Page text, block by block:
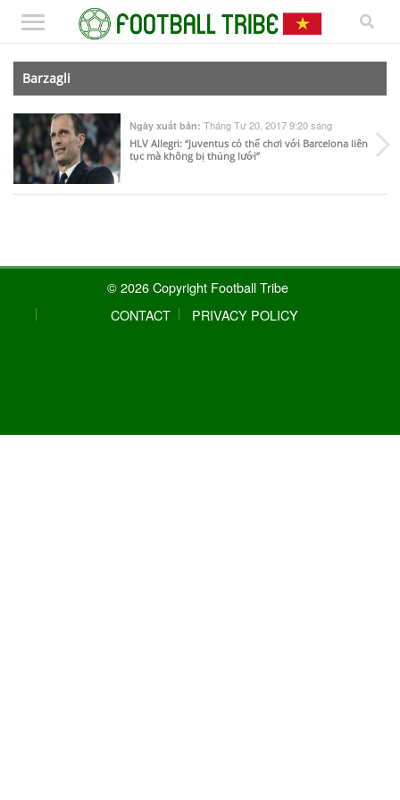
Barzagli
Ngày xuất bản: Tháng Tư 20, 2017 9:20 sáng
HLV Allegri: “Juventus có thể chơi với Barcelona liên
tục mà không bị thủng lưới”
© 2026 Copyright Football Tribe
CONTACT
PRIVACY POLICY